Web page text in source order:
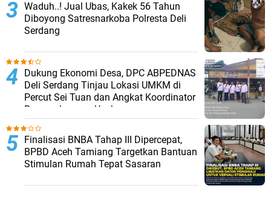
Waduh..! Jual Ubas, Kakek 56 Tahun
Diboyong Satresnarkoba Polresta Deli
Serdang
Dukung Ekonomi Desa, DPC ABPEDNAS
Deli Serdang Tinjau Lokasi UMKM di
Percut Sei Tuan dan Angkat Koordinator
Pengembangan Usaha
Finalisasi BNBA Tahap III Dipercepat,
BPBD Aceh Tamiang Targetkan Bantuan
Stimulan Rumah Tepat Sasaran